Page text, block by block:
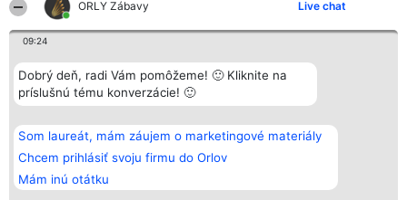
ORLY Zábavy Live chat
09:24
Dobrý deň, radi Vám pomôžeme! 🙂 Kliknite na
príslušnú tému konverzácie! 🙂
Som laureát, mám záujem o marketingové materiály
Chcem prihlásiť svoju firmu do Orlov
Mám inú otátku
Organizátor hodnotenia
Bright Side Solutions sp. z o.
o. sp. k.
Wrocław 50-079
KRS 0000749100 | Regon
381313360 | NIP 8943132676
+48 508 492 400
Hodnotenie
Laureáti
Lista
Laureatów
Podmienky
Obchodné
podmienky
ochrany
Kontakt
Kontakt